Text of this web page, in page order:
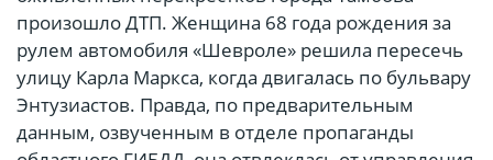
произошло ДТП. Женщина 68 года рождения за
рулем автомобиля «Шевроле» решила пересечь
улицу Карла Маркса, когда двигалась по бульвару
Энтузиастов. Правда, по предварительным
данным, озвученным в отделе пропаганды